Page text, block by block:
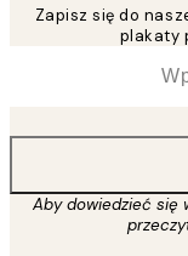
Zapisz się do
plakaty
Aby dowiedzieć się